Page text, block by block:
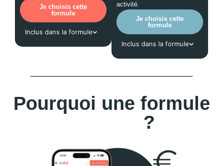
Je choisis cette
formule
Inclus dans la formule
activité.
Je choisis cette
formule
Inclus dans la formule
Pourquoi une formule
?